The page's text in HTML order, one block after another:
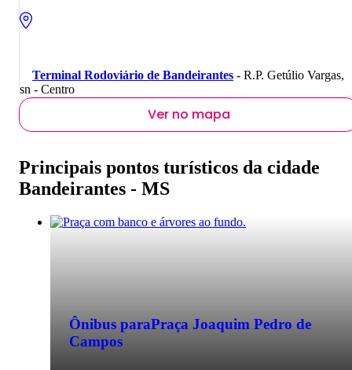
Terminal Rodoviário de Bandeirantes - R.P. Getúlio Vargas,
sn - Centro
Ver no mapa
Principais pontos turísticos da cidade
Bandeirantes - MS
Ônibus paraPraça Joaquim Pedro de
Campos